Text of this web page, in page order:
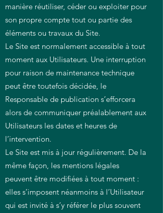
manière réutiliser, céder ou exploiter pour
son propre compte tout ou partie des
éléments ou travaux du Site.
Le Site est normalement accessible à tout
moment aux Utilisateurs. Une interruption
pour raison de maintenance technique
peut être toutefois décidée, le
Responsable de publication s’efforcera
alors de communiquer préalablement aux
Utilisateurs les dates et heures de
l’intervention.
Le Site est mis à jour régulièrement. De la
même façon, les mentions légales
peuvent être modifiées à tout moment :
elles s’imposent néanmoins à l’Utilisateur
qui est invité à s’y référer le plus souvent